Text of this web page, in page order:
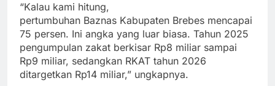
“Kalau kami hitung,
pertumbuhan Baznas Kabupaten Brebes mencapai
75 persen. Ini angka yang luar biasa. Tahun 2025
pengumpulan zakat berkisar Rp8 miliar sampai
Rp9 miliar, sedangkan RKAT tahun 2026
ditargetkan Rp14 miliar,” ungkapnya.